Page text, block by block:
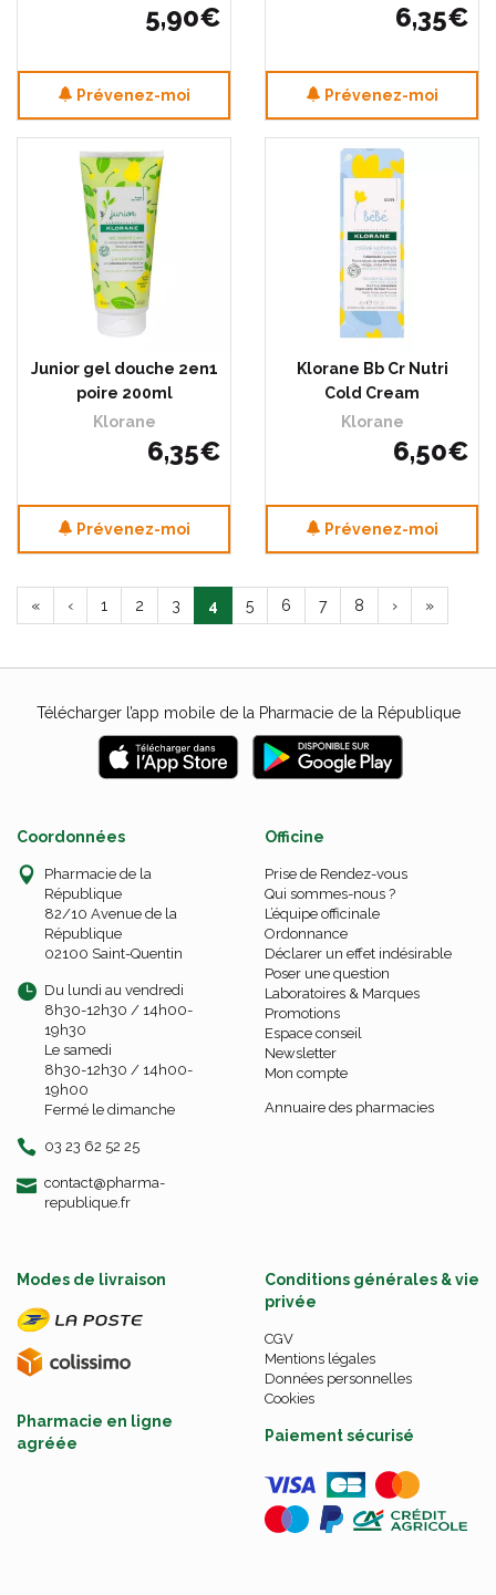
5,90€
Prévenez-moi
6,35€
Prévenez-moi
Junior gel douche 2en1
poire 200ml
Klorane
6,35€
Prévenez-moi
Klorane Bb Cr Nutri
Cold Cream
Klorane
6,50€
Prévenez-moi
« ‹ 1 2 3 4 5 6 7 8 › »
Télécharger l’app mobile de la Pharmacie de la République
Coordonnées
Pharmacie de la
République
82/10 Avenue de la
République
02100 Saint-Quentin
Du lundi au vendredi
8h30-12h30 / 14h00-
19h30
Le samedi
8h30-12h30 / 14h00-
19h00
Fermé le dimanche
03 23 62 52 25
contact-
@-
pharma-
republique.fr
Officine
Prise de Rendez-vous
Qui sommes-nous ?
L’équipe officinale
Ordonnance
Déclarer un effet indésirable
Poser une question
Laboratoires & Marques
Promotions
Espace conseil
Newsletter
Mon compte
Annuaire des pharmacies
Modes de livraison
Pharmacie en ligne
agréée
Conditions générales & vie
privée
CGV
Mentions légales
Données personnelles
Cookies
Paiement sécurisé